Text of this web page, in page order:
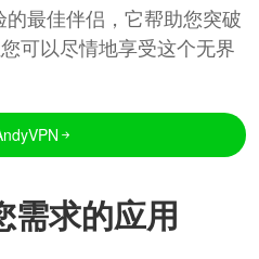
最佳伴侣，它帮助您突破
可以尽情地享受这个无界
需求的应用